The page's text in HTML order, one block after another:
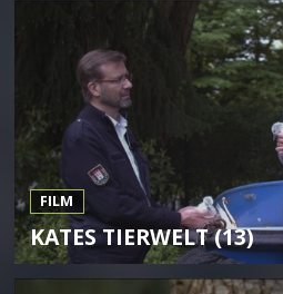
FILM
KATES TIERWELT (13)